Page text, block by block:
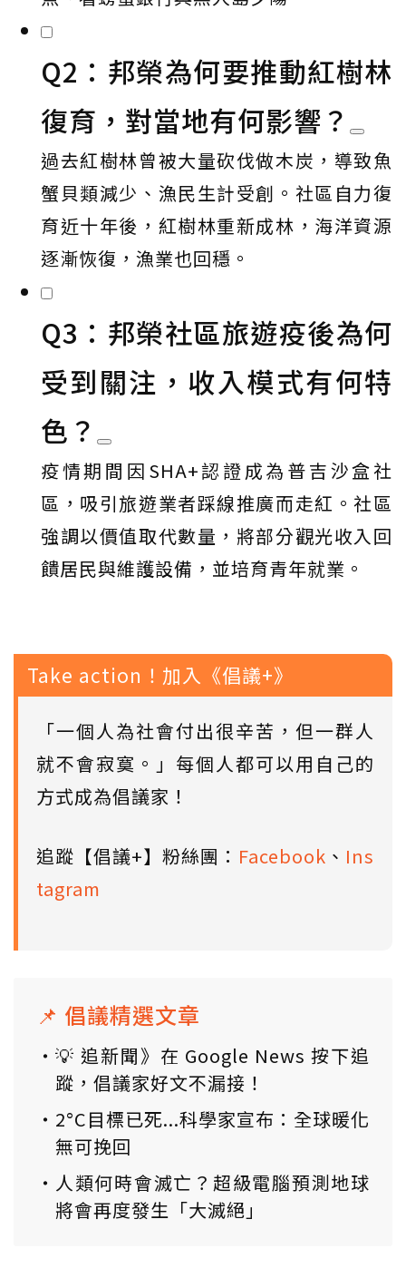
Q2：邦榮為何要推動紅樹林
復育，對當地有何影響？
過去紅樹林曾被大量砍伐做木炭，導致魚
蟹貝類減少、漁民生計受創。社區自力復
育近十年後，紅樹林重新成林，海洋資源
逐漸恢復，漁業也回穩。
Q3：邦榮社區旅遊疫後為何
受到關注，收入模式有何特
色？
疫情期間因SHA+認證成為普吉沙盒社
區，吸引旅遊業者踩線推廣而走紅。社區
強調以價值取代數量，將部分觀光收入回
饋居民與維護設備，並培育青年就業。
Take action！加入《倡議+》
「一個人為社會付出很辛苦，但一群人
就不會寂寞。」每個人都可以用自己的
方式成為倡議家！
追蹤【倡議+】粉絲團： Facebook 、 Ins
tagram
📌 倡議精選文章
💡 追新聞》在 Google News 按下追
蹤，倡議家好文不漏接！
2°C目標已死...科學家宣布：全球暖化
無可挽回
人類何時會滅亡？超級電腦預測地球
將會再度發生「大滅絕」